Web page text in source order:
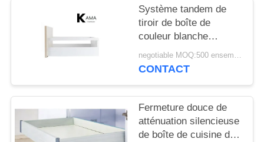
POLICY
Système tandem de
tiroir de boîte de
couleur blanche
soyeuse avec la barre
carrée et glissière
negotiable MOQ:500 ensembles
CONTACT
Fermeture douce de
atténuation silencieuse
de boîte de cuisine de